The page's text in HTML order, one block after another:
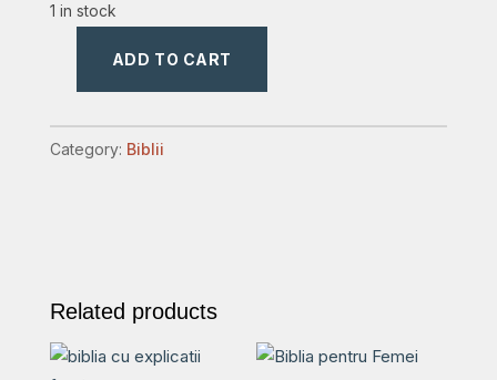
1 in stock
format
ADD TO CART
Category: Biblii
Related products